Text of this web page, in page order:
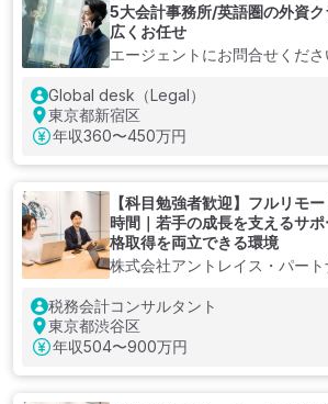
5大会計事務所/英語圏の外資
広くお任せ
エージェントにお問合せくださ
Global desk（Legal）
東京都新宿区
年収360〜450万円
【科目勉強者歓迎】フルリモ
時間｜若手の成長を支えるサ
格取得を両立できる環境
株式会社アントレイス・パー
税務会計コンサルタント
東京都渋谷区
年収504〜900万円